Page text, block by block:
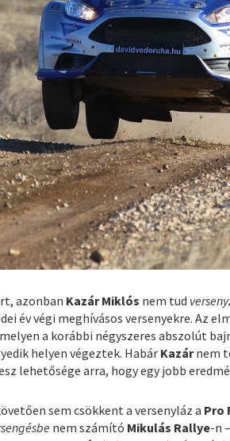
azonban Kazár Miklós nem tud
év végi meghívásos versenyekre. Az
a korábbi négyszeres abszolút
helyen végeztek. Habár Kazárnem
lehetősége arra, hogy egy jobb
sem csökkent a versenyláz a Pro
nem számító Mikulás Rallye-n